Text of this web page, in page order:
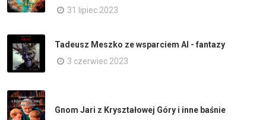
31 lipiec 2023
Tadeusz Meszko ze wsparciem AI - fantazy
3 czerwiec 2023
Gnom Jari z Kryształowej Góry i inne baśnie